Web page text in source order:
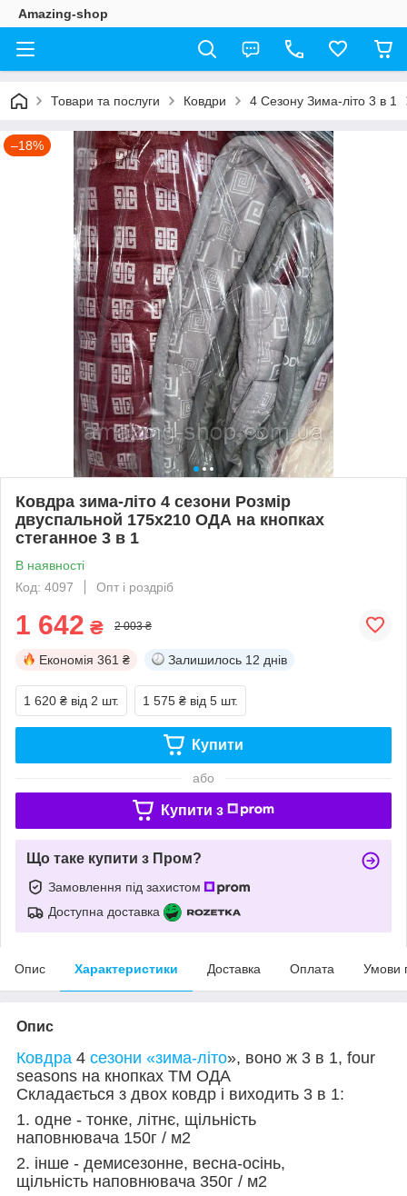
Amazing-shop
Товари та послуги Ковдри 4 Сезону Зима-літо 3 в 1
–18%
Ковдра зима-літо 4 сезони Розмір
двуспальной 175х210 ОДА на кнопках
стеганное 3 в 1
В наявності
Код: 4097
Опт і роздріб
1 642 ₴ 2 003 ₴
Економія 361 ₴ Залишилось 12 днів
1 620 ₴ від 2 шт. 1 575 ₴ від 5 шт.
Купити
або
Купити з
Що таке купити з Пром?
Замовлення під захистом
Доступна доставка
Опис Характеристики Доставка Оплата Умови
Опис
Ковдра 4 сезони «зима-літо», воно ж 3 в 1, four
seasons на кнопках ТМ ОДА
Складається з двох ковдр і виходить 3 в 1:
1. одне - тонке, літнє, щільність
наповнювача 150г / м2
2. інше - демисезонне, весна-осінь,
щільність наповнювача 350г / м2